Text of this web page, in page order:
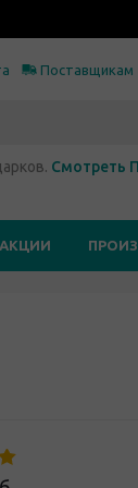
Поставщикам
Смотреть
АКЦИИ